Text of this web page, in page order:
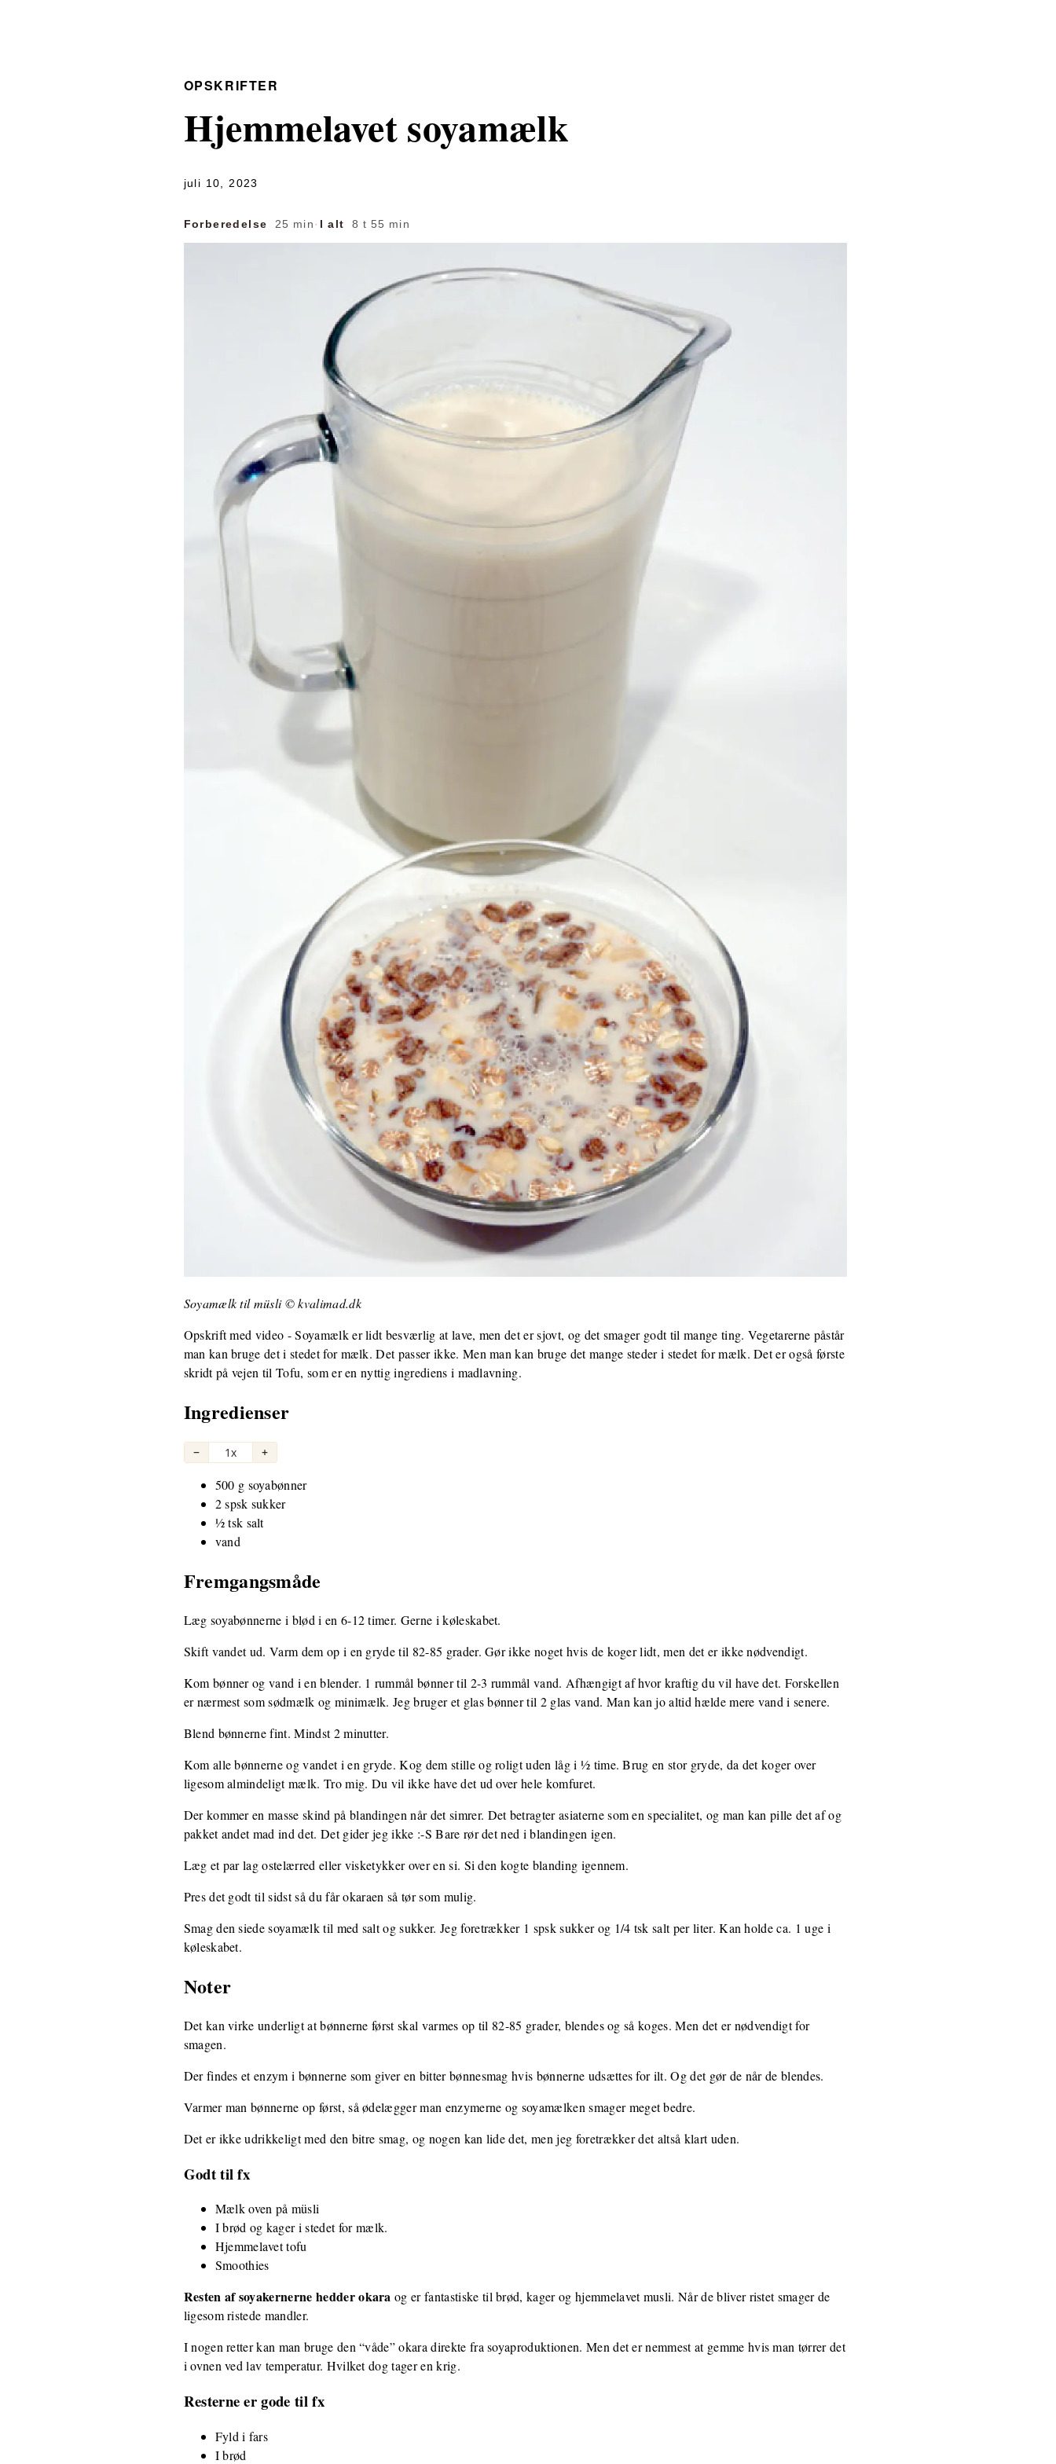
OPSKRIFTER
Hjemmelavet soyamælk
juli 10, 2023
Forberedelse 25 min · I alt 8 t 55 min
Soyamælk til müsli © kvalimad.dk
Opskrift med video - Soyamælk er lidt besværlig at lave, men det er sjovt, og det smager godt til mange ting. Vegetarerne påstår
man kan bruge det i stedet for mælk. Det passer ikke. Men man kan bruge det mange steder i stedet for mælk. Det er også første
skridt på vejen til Tofu, som er en nyttig ingrediens i madlavning.
Ingredienser
− 1x +
500 g soyabønner
2 spsk sukker
½ tsk salt
vand
Fremgangsmåde
Læg soyabønnerne i blød i en 6-12 timer. Gerne i køleskabet.
Skift vandet ud. Varm dem op i en gryde til 82-85 grader. Gør ikke noget hvis de koger lidt, men det er ikke nødvendigt.
Kom bønner og vand i en blender. 1 rummål bønner til 2-3 rummål vand. Afhængigt af hvor kraftig du vil have det. Forskellen
er nærmest som sødmælk og minimælk. Jeg bruger et glas bønner til 2 glas vand. Man kan jo altid hælde mere vand i senere.
Blend bønnerne fint. Mindst 2 minutter.
Kom alle bønnerne og vandet i en gryde. Kog dem stille og roligt uden låg i ½ time. Brug en stor gryde, da det koger over
ligesom almindeligt mælk. Tro mig. Du vil ikke have det ud over hele komfuret.
Der kommer en masse skind på blandingen når det simrer. Det betragter asiaterne som en specialitet, og man kan pille det af og
pakket andet mad ind det. Det gider jeg ikke :-S Bare rør det ned i blandingen igen.
Læg et par lag ostelærred eller visketykker over en si. Si den kogte blanding igennem.
Pres det godt til sidst så du får okaraen så tør som mulig.
Smag den siede soyamælk til med salt og sukker. Jeg foretrækker 1 spsk sukker og 1/4 tsk salt per liter. Kan holde ca. 1 uge i
køleskabet.
Noter
Det kan virke underligt at bønnerne først skal varmes op til 82-85 grader, blendes og så koges. Men det er nødvendigt for
smagen.
Der findes et enzym i bønnerne som giver en bitter bønnesmag hvis bønnerne udsættes for ilt. Og det gør de når de blendes.
Varmer man bønnerne op først, så ødelægger man enzymerne og soyamælken smager meget bedre.
Det er ikke udrikkeligt med den bitre smag, og nogen kan lide det, men jeg foretrækker det altså klart uden.
Godt til fx
Mælk oven på müsli
I brød og kager i stedet for mælk.
Hjemmelavet tofu
Smoothies
Resten af soyakernerne hedder okara og er fantastiske til brød, kager og hjemmelavet musli. Når de bliver ristet smager de
ligesom ristede mandler.
I nogen retter kan man bruge den “våde” okara direkte fra soyaproduktionen. Men det er nemmest at gemme hvis man tørrer det
i ovnen ved lav temperatur. Hvilket dog tager en krig.
Resterne er gode til fx
Fyld i fars
I brød